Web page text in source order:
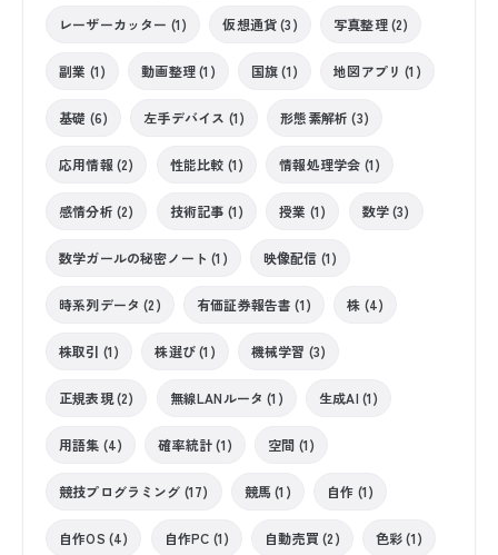
レーザーカッター (1) 仮想通貨 (3) 写真整理 (2)
副業 (1) 動画整理 (1) 国旗 (1) 地図アプリ (1)
基礎 (6) 左手デバイス (1) 形態素解析 (3)
応用情報 (2) 性能比較 (1) 情報処理学会 (1)
感情分析 (2) 技術記事 (1) 授業 (1) 数学 (3)
数学ガールの秘密ノート (1) 映像配信 (1)
時系列データ (2) 有価証券報告書 (1) 株 (4)
株取引 (1) 株選び (1) 機械学習 (3)
正規表現 (2) 無線LANルータ (1) 生成AI (1)
用語集 (4) 確率統計 (1) 空間 (1)
競技プログラミング (17) 競馬 (1) 自作 (1)
自作OS (4) 自作PC (1) 自動売買 (2) 色彩 (1)